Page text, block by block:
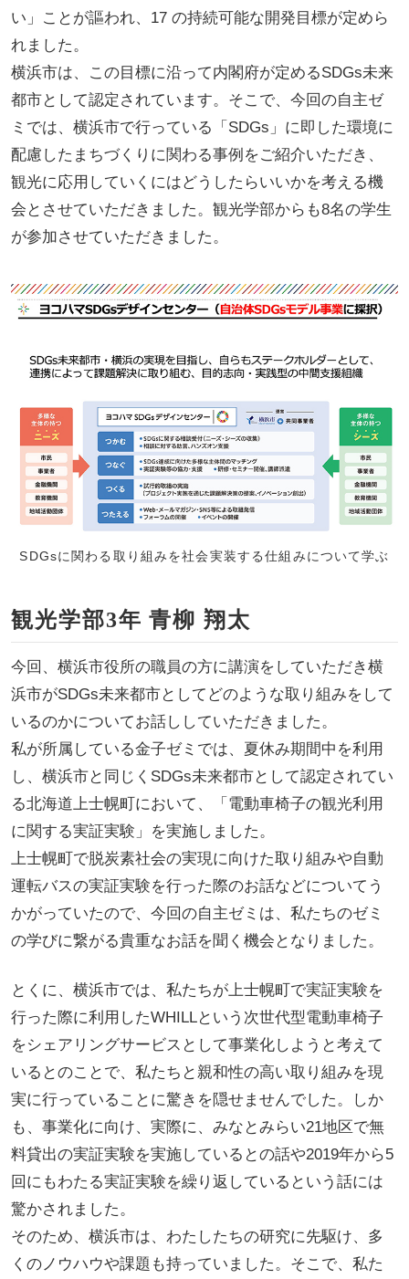
い」ことが謳われ、17 の持続可能な開発目標が定めら
れました。
横浜市は、この目標に沿って内閣府が定めるSDGs未来
都市として認定されています。そこで、今回の自主ゼ
ミでは、横浜市で行っている「SDGs」に即した環境に
配慮したまちづくりに関わる事例をご紹介いただき、
観光に応用していくにはどうしたらいいかを考える機
会とさせていただきました。観光学部からも8名の学生
が参加させていただきました。
SDGsに関わる取り組みを社会実装する仕組みについて学ぶ
観光学部3年 青柳 翔太
今回、横浜市役所の職員の方に講演をしていただき横
浜市がSDGs未来都市としてどのような取り組みをして
いるのかについてお話ししていただきました。
私が所属している金子ゼミでは、夏休み期間中を利用
し、横浜市と同じくSDGs未来都市として認定されてい
る北海道上士幌町において、「電動車椅子の観光利用
に関する実証実験」を実施しました。
上士幌町で脱炭素社会の実現に向けた取り組みや自動
運転バスの実証実験を行った際のお話などについてう
かがっていたので、今回の自主ゼミは、私たちのゼミ
の学びに繋がる貴重なお話を聞く機会となりました。
とくに、横浜市では、私たちが上士幌町で実証実験を
行った際に利用したWHILLという次世代型電動車椅子
をシェアリングサービスとして事業化しようと考えて
いるとのことで、私たちと親和性の高い取り組みを現
実に行っていることに驚きを隠せませんでした。しか
も、事業化に向け、実際に、みなとみらい21地区で無
料貸出の実証実験を実施しているとの話や2019年から5
回にもわたる実証実験を繰り返しているという話には
驚かされました。
そのため、横浜市は、わたしたちの研究に先駆け、多
くのノウハウや課題も持っていました。そこで、私た